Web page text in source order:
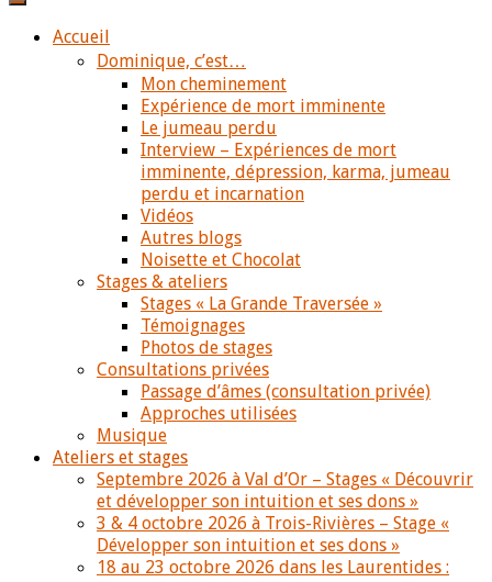
Accueil
Dominique, c’est…
Mon cheminement
Expérience de mort imminente
Le jumeau perdu
Interview – Expériences de mort
imminente, dépression, karma, jumeau
perdu et incarnation
Vidéos
Autres blogs
Noisette et Chocolat
Stages & ateliers
Stages « La Grande Traversée »
Témoignages
Photos de stages
Consultations privées
Passage d’âmes (consultation privée)
Approches utilisées
Musique
Ateliers et stages
Septembre 2026 à Val d’Or – Stages « Découvrir
et développer son intuition et ses dons »
3 & 4 octobre 2026 à Trois-Rivières – Stage «
Développer son intuition et ses dons »
18 au 23 octobre 2026 dans les Laurentides :